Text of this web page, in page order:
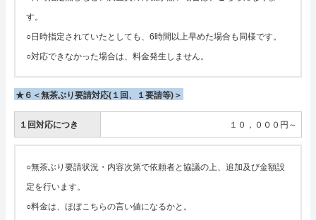
す。
○日時指定されていたとしても、6時間以上早めた場合も同様です。
○対応できなかった場合は、料金発生しません。
★６＜無茶ぶり要請対応(１回、１要請等)＞
１回対応につき １０，０００円～
○無茶ぶり要請状況・内容次第で依頼者と協議の上、追加及び金額設
定を行います。
○料金は、ほぼこちらの言い値になるかと。